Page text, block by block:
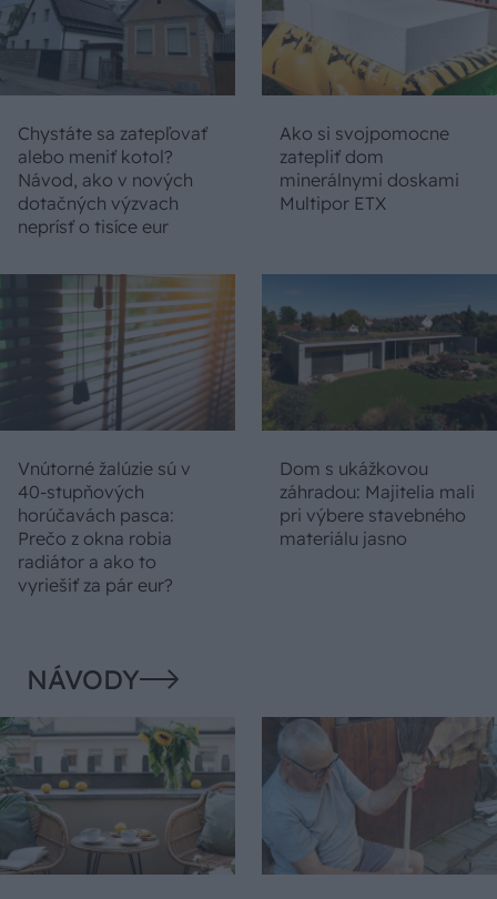
Chystáte sa zatepľovať
alebo meniť kotol?
Návod, ako v nových
dotačných výzvach
neprísť o tisíce eur
Ako si svojpomocne
zatepliť dom
minerálnymi doskami
Multipor ETX
Vnútorné žalúzie sú v
40-stupňových
horúčavách pasca:
Prečo z okna robia
radiátor a ako to
vyriešiť za pár eur?
Dom s ukážkovou
záhradou: Majitelia mali
pri výbere stavebného
materiálu jasno
NÁVODY